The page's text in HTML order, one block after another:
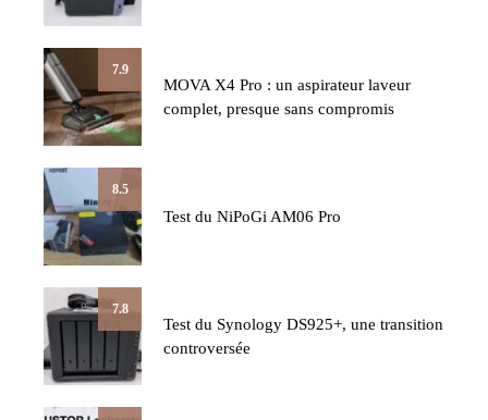
7.9
MOVA X4 Pro : un aspirateur laveur
complet, presque sans compromis
8.5
Test du NiPoGi AM06 Pro
7.8
Test du Synology DS925+, une transition
controversée